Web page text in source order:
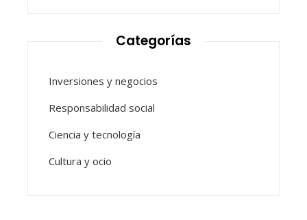
Categorías
Inversiones y negocios
Responsabilidad social
Ciencia y tecnología
Cultura y ocio